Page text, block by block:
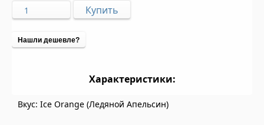
Нашли дешевле?
Характеристики:
Вкус: Ice Orange (Ледяной Апельсин)